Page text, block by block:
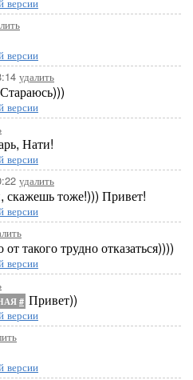
версии
удалить
Стараюсь)))
версии
Нати!
версии
удалить
скажешь тоже!))) Привет!
версии
такого трудно отказаться))))
версии
# Привет))
версии
версии